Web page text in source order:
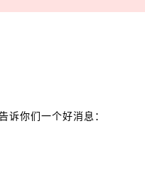
诉你们一个好消息：